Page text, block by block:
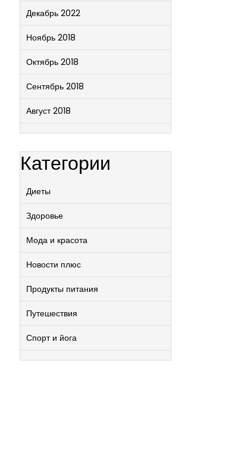
Декабрь 2022
Ноябрь 2018
Октябрь 2018
Сентябрь 2018
Август 2018
Категории
Диеты
Здоровье
Мода и красота
Новости плюс
Продукты питания
Путешествия
Спорт и йога